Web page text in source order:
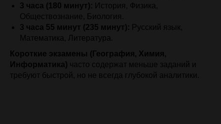
3 часа (180 минут): История, Физика,
Обществознание, Биология.
3 часа 55 минут (235 минут): Русский язык,
Математика, Литература.
Короткие экзамены (География, Химия,
Информатика) часто содержат меньше заданий и
требуют быстрой, но не всегда глубокой аналитики.